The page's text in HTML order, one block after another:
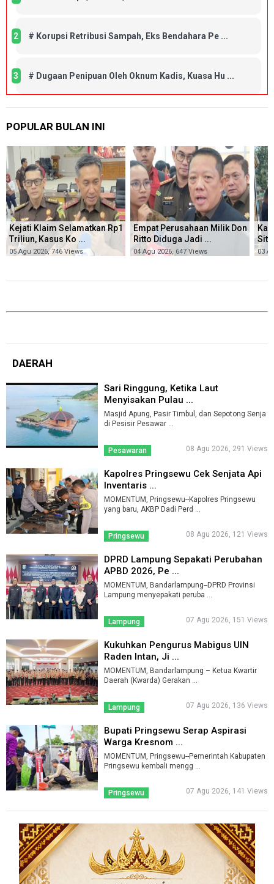
2 # Korupsi Retribusi Sampah, Eks Bendahara Pe ...
3 # Dugaan Penipuan Oleh Oknum Kadis, Kuasa Hu ...
POPULAR BULAN INI
Kejati Klaim Selamatkan Rp1
Triliun, Kasus Ko ...
05 Agu 2026, 746 Views
Empat Perusahaan Milik Don
Ritto Diduga Jadi ...
04 Agu 2026, 647 Views 03
DAERAH
Sari Ringgung, Ketika Laut
Menyisakan Pulau ...
Masjid Apung, Pasir Timbul, dan Sepotong Senja
di Pesisir Pesawar ...
Pesawaran 08 Agu 2026, 291 Views
Kapolres Pringsewu Cek Senjata Api
Inventaris ...
MOMENTUM, Pringsewu--Kapolres Pringsewu
yang baru, AKBP Dadi Perd ...
Pringsewu 08 Agu 2026, 121 Views
DPRD Lampung Sepakati Perubahan
APBD 2026, Pe ...
MOMENTUM, Bandarlampung--DPRD Provinsi
Lampung menyepakati peruba ...
Lampung 07 Agu 2026, 151 Views
Kukuhkan Pengurus Mabigus UIN
Raden Intan, Ji ...
MOMENTUM, Bandarlampung – Ketua Kwartir
Daerah (Kwarda) Gerakan ...
Lampung 07 Agu 2026, 136 Views
Bupati Pringsewu Serap Aspirasi
Warga Kresnom ...
MOMENTUM, Pringsewu--Pemerintah Kabupaten
Pringsewu kembali mengg ...
Pringsewu 07 Agu 2026, 141 Views